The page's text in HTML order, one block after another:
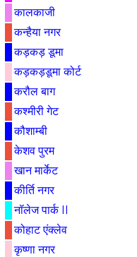
कालकाजी
कन्हैया नगर
कड़कड़ डूमा
कड़कड़डूमा कोर्ट
करौल बाग
कश्मीरी गेट
कौशाम्बी
केशव पुरम
खान मार्केट
कीर्ति नगर
नॉलेज पार्क II
कोहाट एंक्लेव
कृष्णा नगर